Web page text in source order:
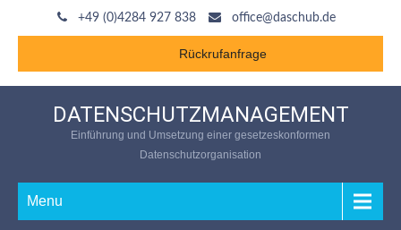
+49 (0)4284 927 838 office@daschub.de
Rückrufanfrage
DATENSCHUTZMANAGEMENT
Einführung und Umsetzung einer gesetzeskonformen
Datenschutzorganisation
Menu